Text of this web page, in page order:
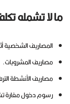
ما لا تشمله
المصاريف الشخصية
مصاريف المشروبات.
مصاريف الأنشطة
رسوم دخول مغارة